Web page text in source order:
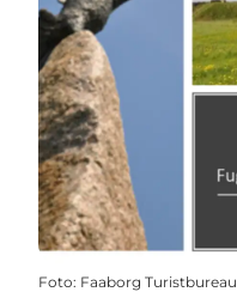
Foto: Faaborg Turistbureau